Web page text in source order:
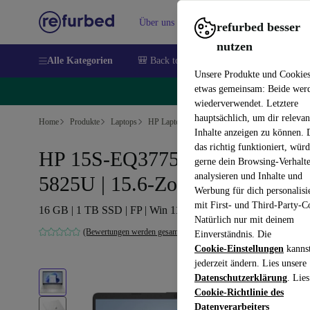
refurbed besser
nutzen
Unsere Produkte und
etwas gemeinsam: Beide
wiederverwendet. Letztere
hauptsächlich, um dir
Inhalte anzeigen zu können.
das richtig funktioniert,
gerne dein Browsing-
analysieren und Inhalte und
Werbung für dich
mit First- und Third-Party-
Natürlich nur mit deinem
Einverständnis. Die
Cookie-Einstellungen
jederzeit ändern. Lies unsere
Datenschutzerklärung.
Cookie-Richtlinie des
Datenverarbeiters
Über uns Verkaufen Hilfe
Alle Kategorien 🎒 Back to school
Home Produkte Laptops HP Laptops
HP 15S-EQ3775NG | Ryzen 7
5825U | 15.6-Zoll
16 GB | 1 TB SSD | FP | Win 11 Home | BE
(Bewertungen werden gesammelt)